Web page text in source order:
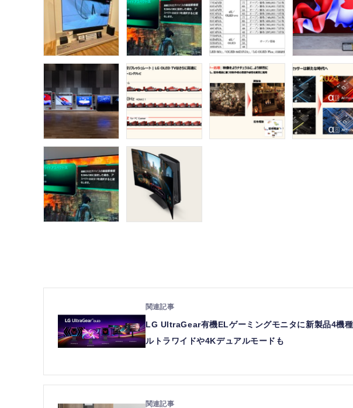
LG UltraGear有機ELゲーミングモニタに新製品4機
ルトラワイドや4Kデュアルモードも